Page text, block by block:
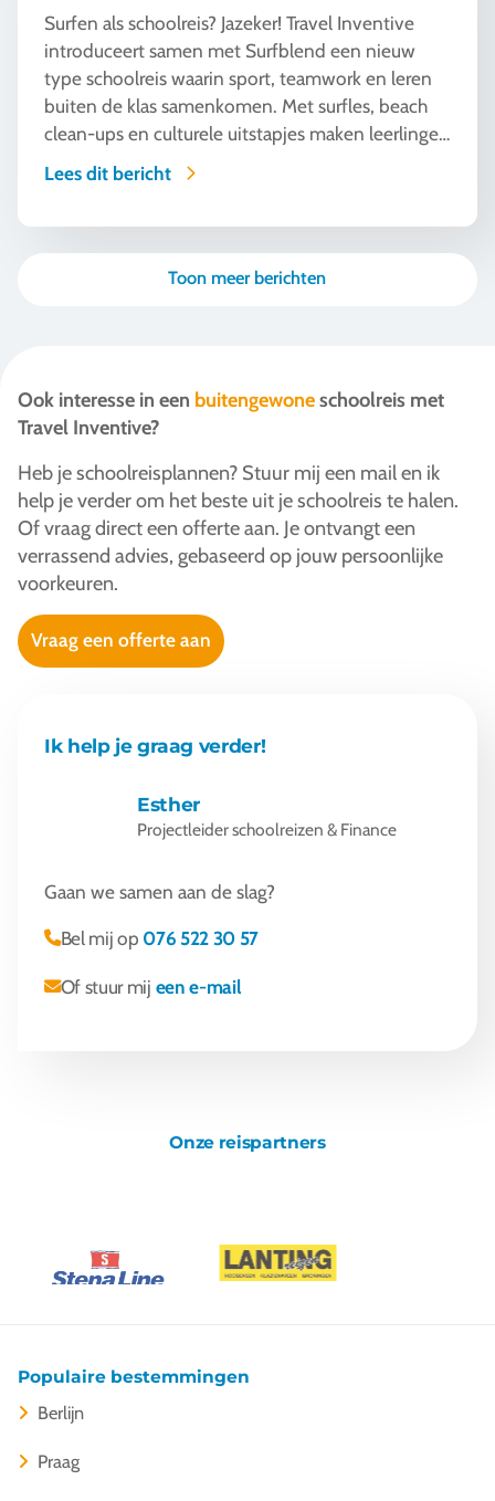
Surfen als schoolreis? Jazeker! Travel Inventive
introduceert samen met Surfblend een nieuw
type schoolreis waarin sport, teamwork en leren
buiten de klas samenkomen. Met surfles, beach
clean-ups en culturele uitstapjes maken leerlingen
onvergetelijke ervaringen aan de kust van Moliets,
Messanges, Loredo of Caparica bij Lissabon.
Lees dit bericht
Toon meer berichten
Ook interesse in een buitengewoneschoolreis met
Travel Inventive?
Heb je schoolreisplannen? Stuur mij een mail en ik
help je verder om het beste uit je schoolreis te halen.
Of vraag direct een offerte aan. Je ontvangt een
verrassend advies, gebaseerd op jouw persoonlijke
voorkeuren.
Vraag een offerte aan
Ik help je graag verder!
Esther
Projectleider schoolreizen & Finance
Gaan we samen aan de slag?
Bel mij op 076 522 30 57
Of stuur mij een e-mail
Onze reispartners
Populaire bestemmingen
Berlijn
Praag